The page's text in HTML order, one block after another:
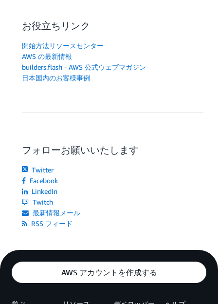
お役立ちリンク
開始方法リソースセンター
AWS の最新情報
builders.flash - AWS 公式ウェブマガジン
日本国内のお客様事例
フォローお願いいたします
Twitter
Facebook
LinkedIn
Twitch
最新情報メール
RSS フィード
AWS アカウントを作成する